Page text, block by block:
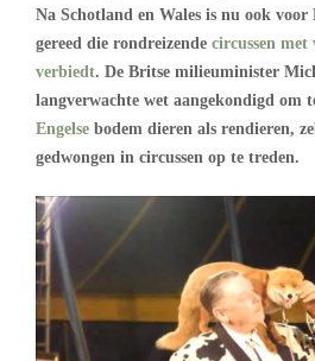
Na Schotland en Wales is nu ook voor
gereed die rondreizende circussen
verbiedt. De Britse milieuminister
langverwachte wet aangekondigd om
Engelse bodem dieren als rendieren,
gedwongen in circussen op te treden.